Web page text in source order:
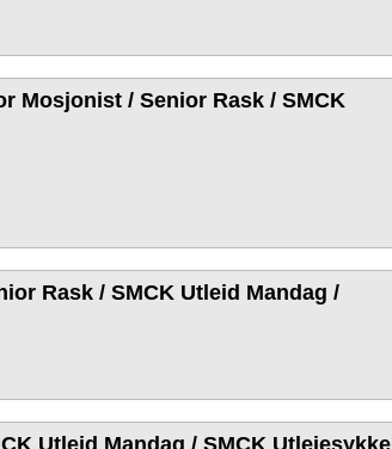
Mosjonist / Senior Rask / SMCK
Rask / SMCK Utleid Mandag /